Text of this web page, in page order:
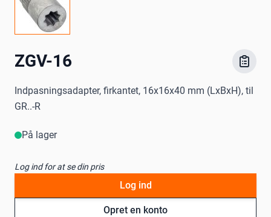
ZGV-16
Indpasningsadapter, firkantet, 16x16x40 mm (LxBxH), til
GR..-R
På lager
Log ind for at se din pris
Opret en konto
Log ind